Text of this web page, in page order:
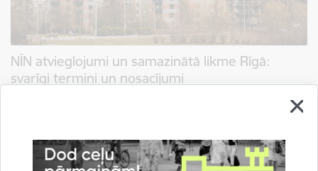
NĪN atvieglojumi un samazinātā likme Rīgā:
svarīgi termiņi un nosacījumi
apmēru un atvieglojumu piemērošanu. NĪN…
Informācija medijiem Mājokļi Pašvaldībā